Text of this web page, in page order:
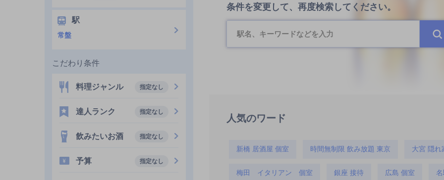
条件を変更して、再度検索してください。
人気のワード
新橋 居酒屋 個室 時間無制限 飲み放題 東京 大宮 隠れ
梅田 イタリアン 個室 銀座 接待 広島 個室
駅
常盤
こだわり条件
料理ジャンル 指定なし
達人ランク 指定なし
飲みたいお酒 指定なし
予算 指定なし